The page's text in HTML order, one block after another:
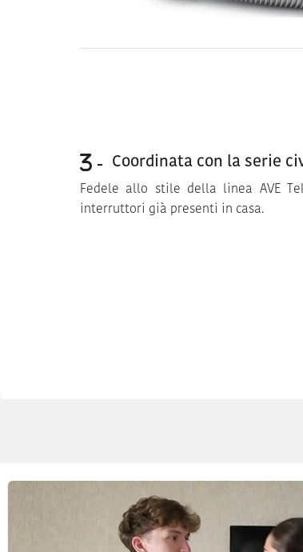
Coordinata con la serie
Fedele allo stile della linea AVE
interruttori già presenti in casa.